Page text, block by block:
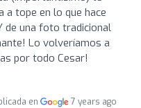
a tope en lo que hace
de una foto tradicional
Lo volveríamos a
por todo Cesar!
en 7 years ago